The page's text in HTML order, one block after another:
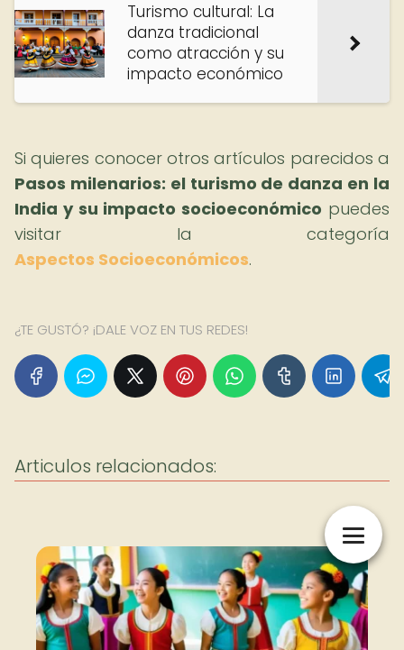
Turismo cultural: La
danza tradicional
como atracción y su
impacto económico
Si quieres conocer otros artículos parecidos a
Pasos milenarios: el turismo de danza en la
India y su impacto socioeconómico puedes
visitar la categoría
Aspectos Socioeconómicos.
¿TE GUSTÓ? ¡DALE VOZ EN TUS REDES!
Articulos relacionados: